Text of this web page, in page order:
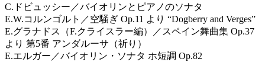
C.ドビュッシー／バイオリンとピアノのソナタ
E.W.コルンゴルト／空騒ぎ Op.11 より “Dogberry and Verges”
E.グラナドス（F.クライスラー編）／スペイン舞曲集 Op.37
より 第5番 アンダルーサ（祈り）
E.エルガー／バイオリン・ソナタ ホ短調 Op.82